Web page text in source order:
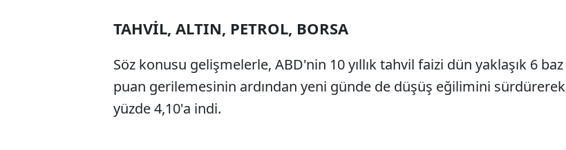
TAHVİL, ALTIN, PETROL, BORSA
Söz konusu gelişmelerle, ABD'nin 10 yıllık tahvil faizi dün yaklaşık 6 baz
puan gerilemesinin ardından yeni günde de düşüş eğilimini sürdürerek
yüzde 4,10'a indi.